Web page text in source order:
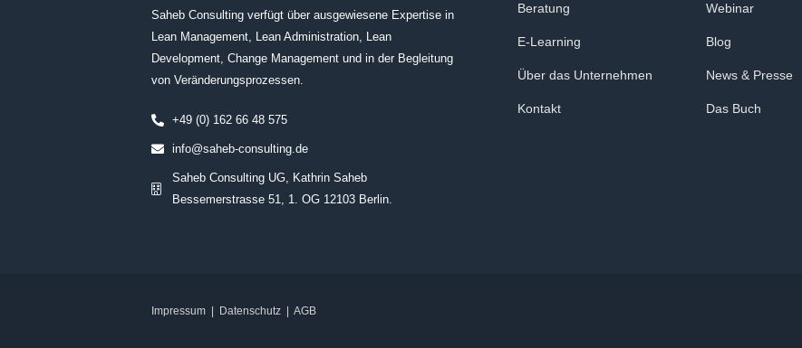
Saheb Consulting verfügt über ausgewiesene Expertise in
Lean Management, Lean Administration, Lean
Development, Change Management und in der Begleitung
von Veränderungsprozessen.
+49 (0) 162 66 48 575
info@saheb-consulting.de
Saheb Consulting UG, Kathrin Saheb
Bessemerstrasse 51, 1. OG 12103 Berlin.
Beratung
E-Learning
Über das Unternehmen
Kontakt
Webinar
Blog
News & Presse
Das Buch
Impressum Datenschutz AGB